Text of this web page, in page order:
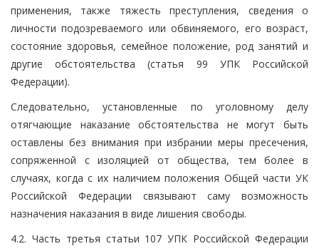
применения, также тяжесть преступления, сведения о
личности подозреваемого или обвиняемого, его возраст,
состояние здоровья, семейное положение, род занятий и
другие обстоятельства (статья 99 УПК Российской
Федерации).
Следовательно, установленные по уголовному делу
отягчающие наказание обстоятельства не могут быть
оставлены без внимания при избрании меры пресечения,
сопряженной с изоляцией от общества, тем более в
случаях, когда с их наличием положения Общей части УК
Российской Федерации связывают саму возможность
назначения наказания в виде лишения свободы.
4.2. Часть третья статьи 107 УПК Российской Федерации